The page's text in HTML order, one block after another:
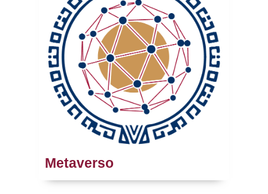
Metaverso